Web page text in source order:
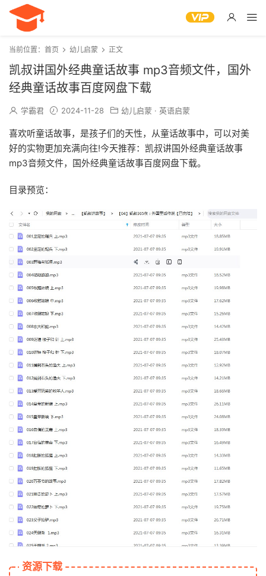
当前位置： 首页 幼儿启蒙 正文
凯叔讲国外经典童话故事 mp3音频文件，国外
经典童话故事百度网盘下载
学霸君 2024-11-28 幼儿启蒙 · 英语启蒙
喜欢听童话故事，是孩子们的天性，从童话故事中，可以对美
好的实物更加充满向往!今天推荐：凯叔讲国外经典童话故事
mp3音频文件，国外经典童话故事百度网盘下载。
目录预览：
资源下载